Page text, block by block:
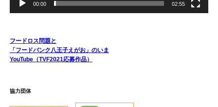
00:00 02:55
フードロス問題と
「フードバンク八王子えがお」のいま
YouTube（TVF2021応募作品）
協力団体